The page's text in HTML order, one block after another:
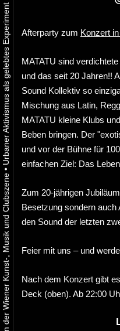
•
Afterparty zum Konzert
MATATU sind
und das seit 20 Jahren!!
Sound Kollektiv so
Mischung aus Latin,
MATATU kleine Klubs
Beben bringen. Der
und vor der Bühne für
einfachen Ziel: Das
Zum 20-jährigen
Besetzung sondern auch
den Sound der letzten
Feier mit uns – und
Nach dem Konzert gibt
Deck (oben). Ab 22:00